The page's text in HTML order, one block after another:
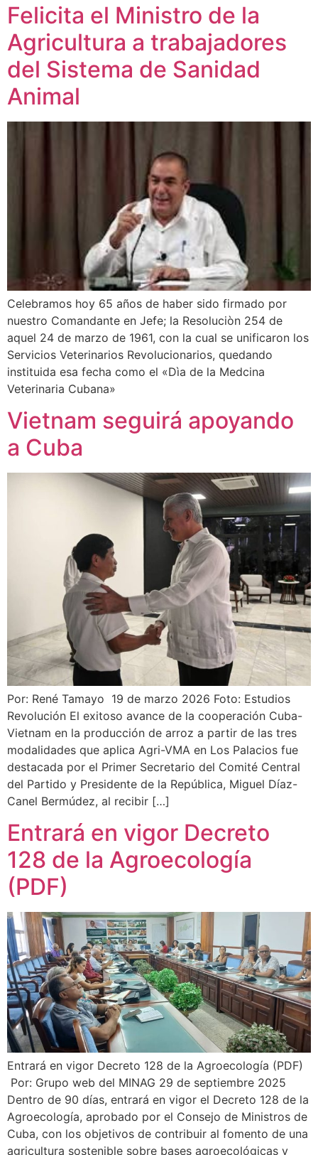
Felicita el Ministro de la
Agricultura a trabajadores
del Sistema de Sanidad
Animal
Celebramos hoy 65 años de haber sido firmado por
nuestro Comandante en Jefe; la Resoluciòn 254 de
aquel 24 de marzo de 1961, con la cual se unificaron los
Servicios Veterinarios Revolucionarios, quedando
instituida esa fecha como el «Dìa de la Medcina
Veterinaria Cubana»
Vietnam seguirá apoyando
a Cuba
Por: René Tamayo 19 de marzo 2026 Foto: Estudios
Revolución El exitoso avance de la cooperación Cuba-
Vietnam en la producción de arroz a partir de las tres
modalidades que aplica Agri-VMA en Los Palacios fue
destacada por el Primer Secretario del Comité Central
del Partido y Presidente de la República, Miguel Díaz-
Canel Bermúdez, al recibir […]
Entrará en vigor Decreto
128 de la Agroecología
(PDF)
Entrará en vigor Decreto 128 de la Agroecología (PDF)
Por: Grupo web del MINAG 29 de septiembre 2025
Dentro de 90 días, entrará en vigor el Decreto 128 de la
Agroecología, aprobado por el Consejo de Ministros de
Cuba, con los objetivos de contribuir al fomento de una
agricultura sostenible sobre bases agroecológicas y